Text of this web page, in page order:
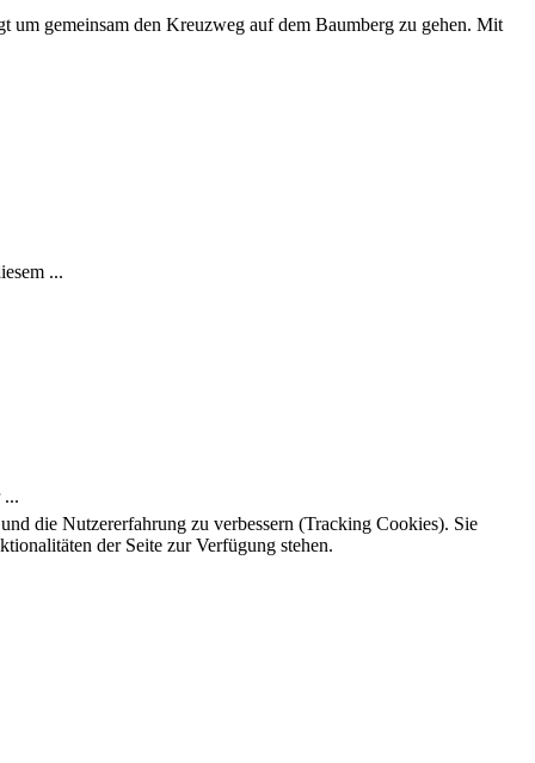
gemeinsam den Kreuzweg auf dem Baumberg zu gehen. Mit
...
...
die Nutzererfahrung zu verbessern (Tracking Cookies). Sie
der Seite zur Verfügung stehen.